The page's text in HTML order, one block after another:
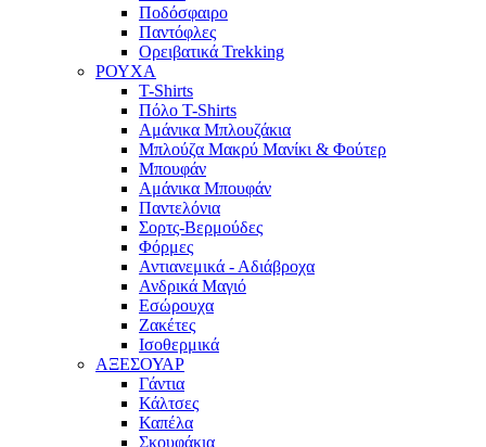
Ποδόσφαιρο
Παντόφλες
Ορειβατικά Trekking
ΡΟΥΧΑ
T-Shirts
Πόλο T-Shirts
Αμάνικα Μπλουζάκια
Μπλούζα Μακρύ Μανίκι & Φούτερ
Μπουφάν
Αμάνικα Μπουφάν
Παντελόνια
Σορτς-Βερμούδες
Φόρμες
Αντιανεμικά - Αδιάβροχα
Ανδρικά Μαγιό
Εσώρουχα
Ζακέτες
Ισοθερμικά
ΑΞΕΣΟΥΑΡ
Γάντια
Κάλτσες
Καπέλα
Σκουφάκια